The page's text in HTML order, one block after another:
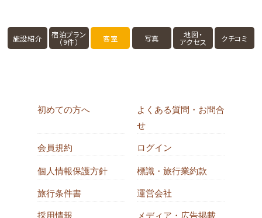
★ルームアメニティ★
シャンプー、リンス、ボディーソープ、歯ブラシセット、綿棒、
施設紹介 宿泊プラン
（9件） 客室 写真 地図・
アクセス クチコミ
初めての方へ
よくある質問・お問合
せ
会員規約 ログイン
個人情報保護方針 標識・旅行業約款
旅行条件書 運営会社
採用情報 メディア・広告掲載